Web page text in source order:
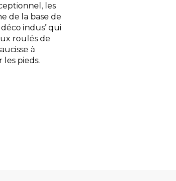
les
de la base de
indus’ qui
roulés de
à
les pieds.